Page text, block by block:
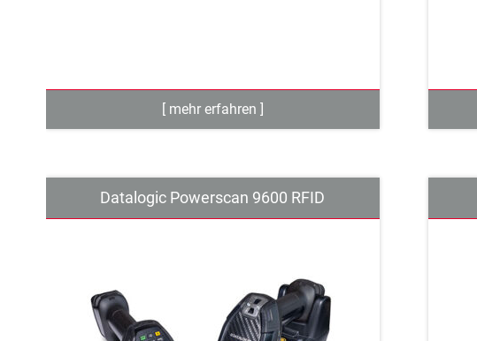
Datalogic Powerscan 9600 RFID